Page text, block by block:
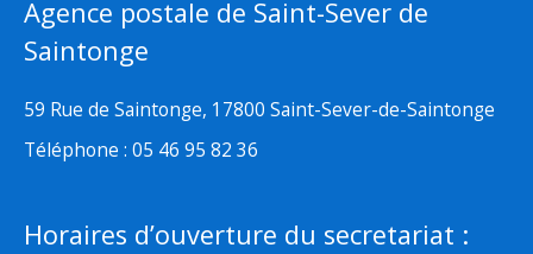
Agence postale de Saint-Sever de
Saintonge
59 Rue de Saintonge, 17800 Saint-Sever-de-Saintonge
Téléphone : 05 46 95 82 36
Horaires d’ouverture du secretariat :